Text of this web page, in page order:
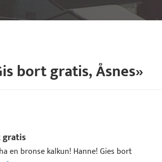
bort gratis,Åsnes»
gratis
en bronse kalkun! Hanne! Gies bort